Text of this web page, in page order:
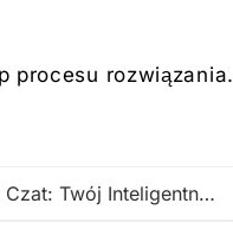
procesu rozwiązania.
bezpłatny AI Czat: Twój Inteligentny Asystent